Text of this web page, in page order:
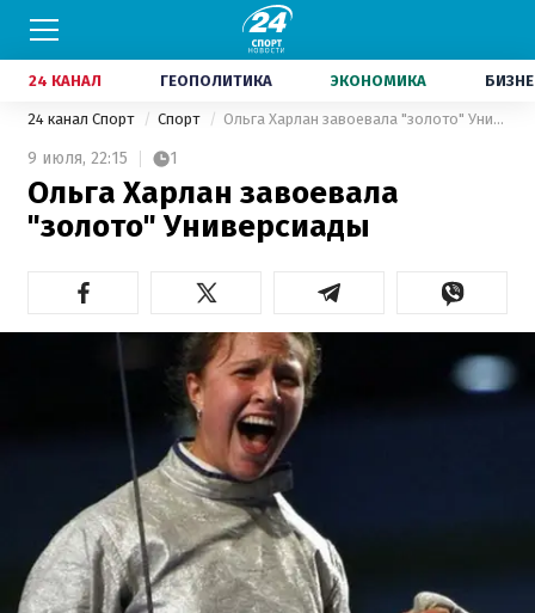
24 КАНАЛ ГЕОПОЛИТИКА ЭКОНОМИКА
24 канал Спорт Спорт Ольга Харлан завоевала "золото" Универсиады
9 июля, 22:15 1
Ольга Харлан завоевала
"золото" Универсиады